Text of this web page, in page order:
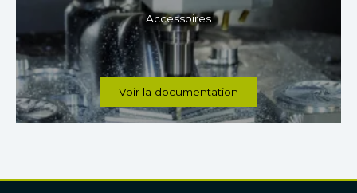
Accessoires
Voir la documentation